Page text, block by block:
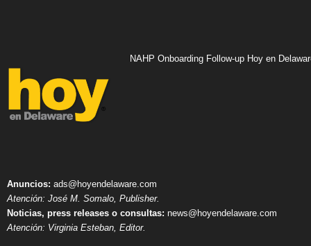
NAHP Onboarding Follow-up Hoy en
Anuncios: ads@hoyendelaware.com
Atención: José M. Somalo, Publisher.
Noticias, press releases o consultas: news@hoyendelaware.com
Atención: Virginia Esteban, Editor.